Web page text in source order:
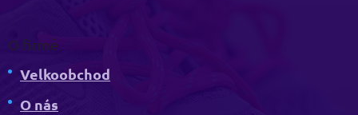
O firmě
Velkoobchod
O nás